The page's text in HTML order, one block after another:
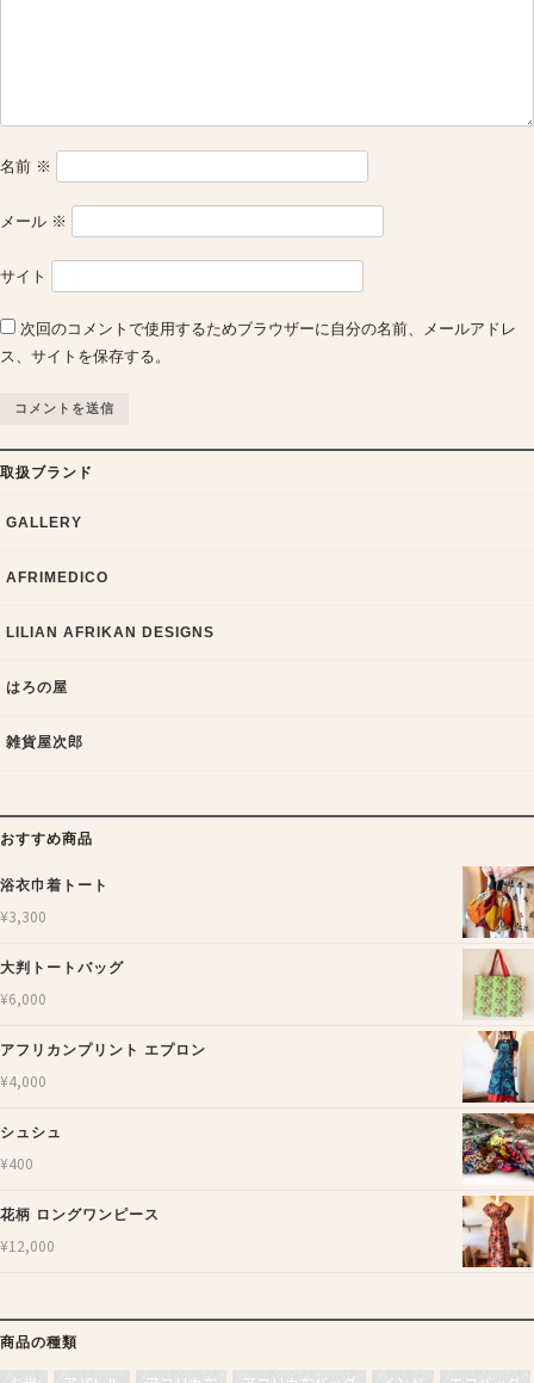
名前 ※
メール ※
サイト
次回のコメントで使用するためブラウザーに自分の名前、メールアドレ
ス、サイトを保存する。
取扱ブランド
GALLERY
AFRIMEDICO
LILIAN AFRIKAN DESIGNS
はろの屋
雑貨屋次郎
おすすめ商品
浴衣巾着トート
¥3,300
大判トートバッグ
¥6,000
アフリカンプリント エプロン
¥4,000
シュシュ
¥400
花柄 ロングワンピース
¥12,000
商品の種類